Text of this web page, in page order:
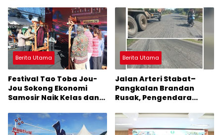
Berita Utama
Festival Tao Toba Jou-
Jou Sokong Ekonomi
Samosir Naik Kelas dan
Sumber Pertumbuhan
Ekonomi Baru
Berita Utama
Jalan Arteri Stabat–
Pangkalan Brandan
Rusak, Pengendara